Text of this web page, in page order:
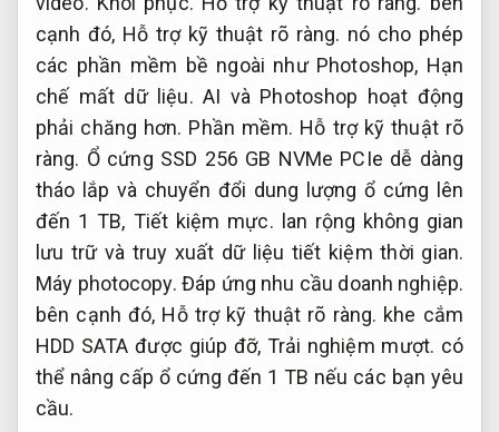
cạnh đó, Hỗ trợ kỹ thuật rõ ràng. nó cho phép
các phần mềm bề ngoài như Photoshop, Hạn
chế mất dữ liệu. AI và Photoshop hoạt động
phải chăng hơn. Phần mềm. Hỗ trợ kỹ thuật rõ
ràng. Ổ cứng SSD 256 GB NVMe PCIe dễ dàng
tháo lắp và chuyển đổi dung lượng ổ cứng lên
đến 1 TB, Tiết kiệm mực. lan rộng không gian
lưu trữ và truy xuất dữ liệu tiết kiệm thời gian.
Máy photocopy. Đáp ứng nhu cầu doanh nghiệp.
bên cạnh đó, Hỗ trợ kỹ thuật rõ ràng. khe cắm
HDD SATA được giúp đỡ, Trải nghiệm mượt. có
thể nâng cấp ổ cứng đến 1 TB nếu các bạn yêu
cầu.